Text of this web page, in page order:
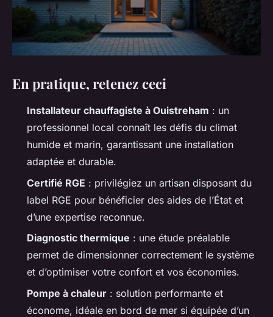
En pratique, retenez ceci
Installateur chauffagiste à Ouistreham : un
professionnel local connaît les défis du climat
humide et marin, garantissant une installation
adaptée et durable.
Certifié RGE : privilégiez un artisan disposant du
label RGE pour bénéficier des aides de l’État et
d’une expertise reconnue.
Diagnostic thermique : une étude préalable
permet de dimensionner correctement le système
et d’optimiser votre confort et vos économies.
Pompe à chaleur : solution performante et
économe, idéale en bord de mer si équipée d’un